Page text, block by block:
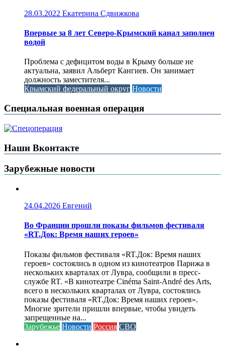
28.03.2022 Екатерина Сдвижкова
Впервые за 8 лет Северо-Крымский канал заполнен
водой
Проблема с дефицитом воды в Крыму больше не
актуальна, заявил Альберт Кангиев. Он занимает
должность заместителя...
Крымский федеральный округ Новости
Специальная военная операция
Наши Вконтакте
Зарубежные новости
24.04.2026 Евгений
Во Франции прошли показы фильмов фестиваля
«RT.Док: Время наших героев»
Показы фильмов фестиваля «RT.Док: Время наших
героев» состоялись в одном из кинотеатров Парижа в
нескольких кварталах от Лувра, сообщили в пресс-
службе RT. «В кинотеатре Cinéma Saint-André des Arts,
всего в нескольких кварталах от Лувра, состоялись
показы фестиваля «RT.Док: Время наших героев».
Многие зрители пришли впервые, чтобы увидеть
запрещенные на...
Зарубежье Новости Россия СВО